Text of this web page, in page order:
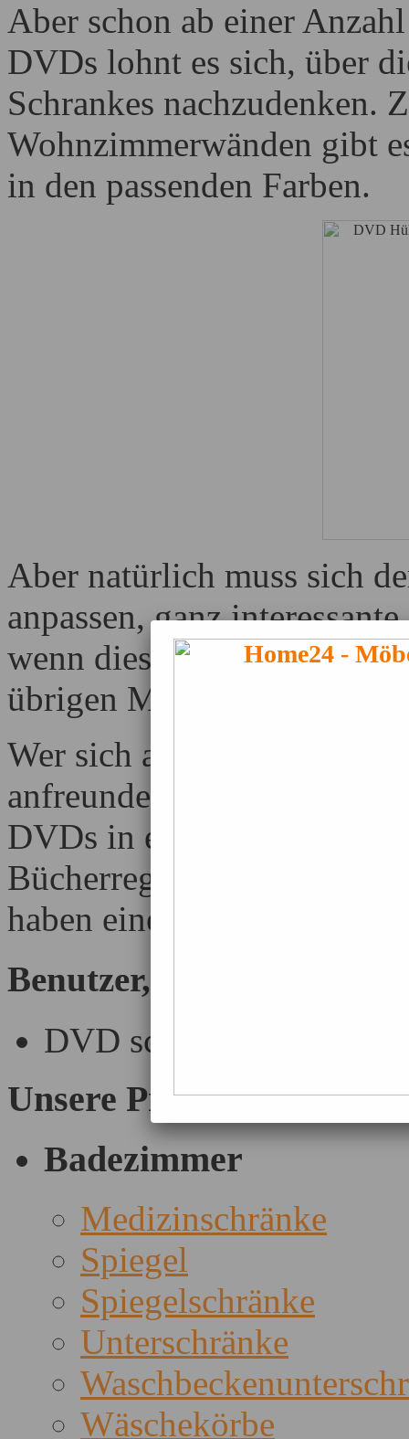
Aber schon ab einer
DVDs lohnt es sich, über
Schrankes nachzudenken.
Wohnzimmerwänden gibt
in den passenden Farben.
Aber natürlich muss sich
anpassen, ganz
wenn dieser Schrank ganz
übrigen Möbeln deutlich
Wer sich absolut nicht mit
anfreunden kann, hat
DVDs in einem
Bücherregal sieht
haben einen guten Platz.
Benutzer, die diese Seite
DVD schrank
Unsere Produkte
Badezimmer
Medizinschränke
Spiegel
Spiegelschränke
Unterschränke
Wäschekörbe